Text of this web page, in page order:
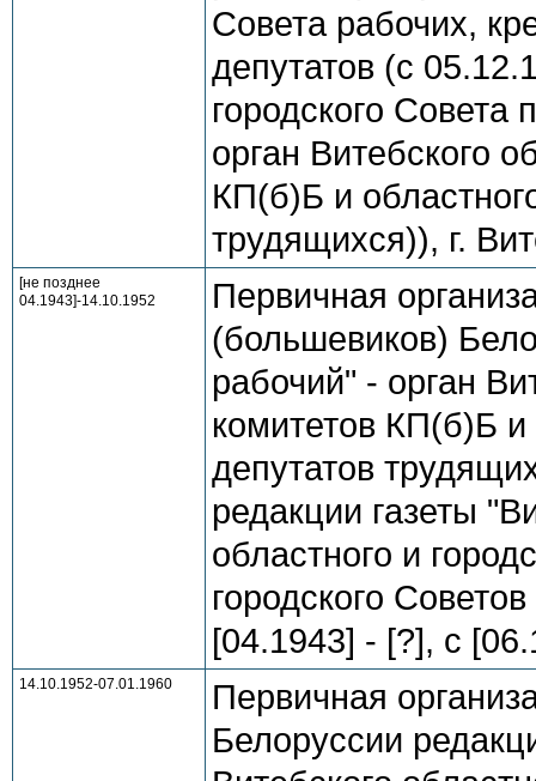
Совета рабочих,
депутатов (с
городского
орган Витебского
КП(б)Б и
трудящихся)), г.
[не позднее
04.1943]-14.10.1952
Первичная
(большевиков)
рабочий" - орган
комитетов КП(б)Б и
депутатов
редакции газеты
областного и
городского
[04.1943] - [?], с
14.10.1952-07.01.1960
Первичная
Белоруссии